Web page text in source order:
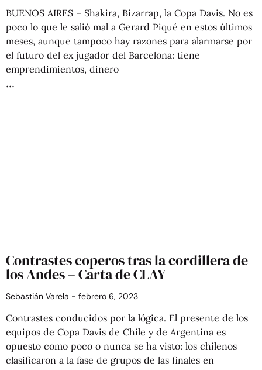
BUENOS AIRES – Shakira, Bizarrap, la Copa Davis. No es
poco lo que le salió mal a Gerard Piqué en estos últimos
meses, aunque tampoco hay razones para alarmarse por
el futuro del ex jugador del Barcelona: tiene
emprendimientos, dinero
Contrastes coperos tras la cordillera de
los Andes – Carta de CLAY
Sebastián Varela febrero 6, 2023
Contrastes conducidos por la lógica. El presente de los
equipos de Copa Davis de Chile y de Argentina es
opuesto como poco o nunca se ha visto: los chilenos
clasificaron a la fase de grupos de las finales en